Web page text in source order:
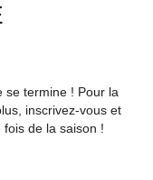
se termine ! Pour la
inscrivez-vous et
de la saison !